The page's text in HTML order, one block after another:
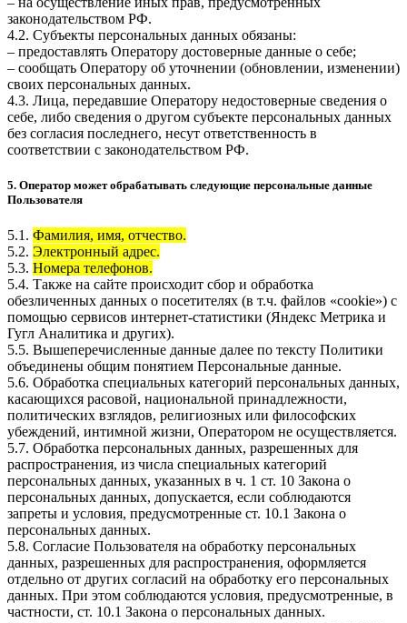
законодательством РФ.
4.2. Субъекты персональных данных обязаны:
– предоставлять Оператору достоверные данные о себе;
– сообщать Оператору об уточнении (обновлении, изменении)
своих персональных данных.
4.3. Лица, передавшие Оператору недостоверные сведения о
себе, либо сведения о другом субъекте персональных данных
без согласия последнего, несут ответственность в
соответствии с законодательством РФ.
5. Оператор может обрабатывать следующие персональные данные
Пользователя
5.1. Фамилия, имя, отчество.
5.2. Электронный адрес.
5.3. Номера телефонов.
5.4. Также на сайте происходит сбор и обработка
обезличенных данных о посетителях (в т.ч. файлов «cookie») с
помощью сервисов интернет-статистики (Яндекс Метрика и
Гугл Аналитика и других).
5.5. Вышеперечисленные данные далее по тексту Политики
объединены общим понятием Персональные данные.
5.6. Обработка специальных категорий персональных данных,
касающихся расовой, национальной принадлежности,
политических взглядов, религиозных или философских
убеждений, интимной жизни, Оператором не осуществляется.
5.7. Обработка персональных данных, разрешенных для
распространения, из числа специальных категорий
персональных данных, указанных в ч. 1 ст. 10 Закона о
персональных данных, допускается, если соблюдаются
запреты и условия, предусмотренные ст. 10.1 Закона о
персональных данных.
5.8. Согласие Пользователя на обработку персональных
данных, разрешенных для распространения, оформляется
отдельно от других согласий на обработку его персональных
данных. При этом соблюдаются условия, предусмотренные, в
частности, ст. 10.1 Закона о персональных данных.